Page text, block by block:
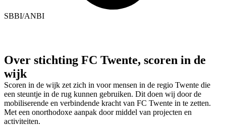
SBBI/ANBI
Over stichting FC Twente, scoren in de
wijk
Scoren in de wijk zet zich in voor mensen in de regio Twente die
een steuntje in de rug kunnen gebruiken. Dit doen wij door de
mobiliserende en verbindende kracht van FC Twente in te zetten.
Met een onorthodoxe aanpak door middel van projecten en
activiteiten.